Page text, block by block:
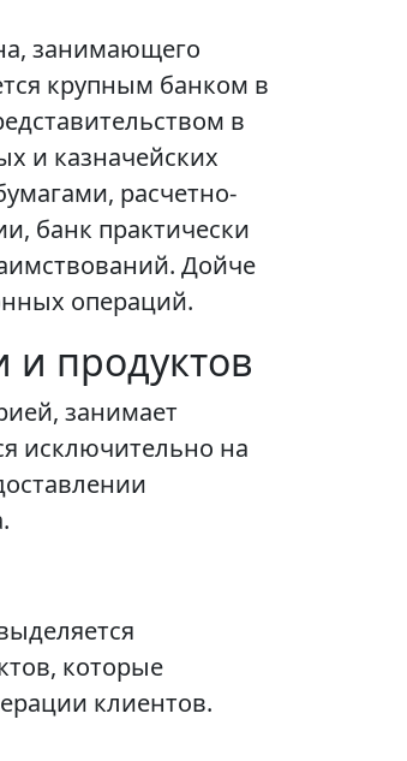
занимающего
крупным банком в
в
и казначейских
расчетно-
банк практически
Дойче
операций.
и продуктов
занимает
исключительно на
которые
клиентов.